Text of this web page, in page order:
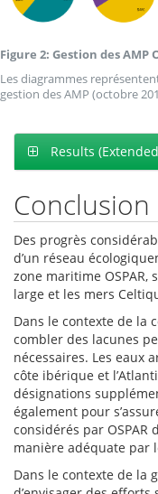
Figure 2: Gestion des AMP
Les diagrammes
gestion des AMP (octobre
Results
Conclusion
Des progrès
d’un réseau
zone maritime
large et les mers
Dans le contexte de la
combler des lacunes
nécessaires. Les eaux
côte ibérique et
désignations
également pour
considérés par OSPAR
manière adéquate par
Dans le contexte de la